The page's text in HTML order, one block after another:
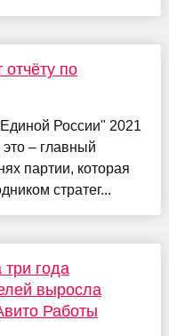
по
России" 2021
– главный
партии, которая
стратег...
три года
выросла
Работы